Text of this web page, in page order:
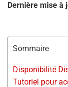
Dernière mise à
Sommaire
Disponibilité
Tutoriel pour